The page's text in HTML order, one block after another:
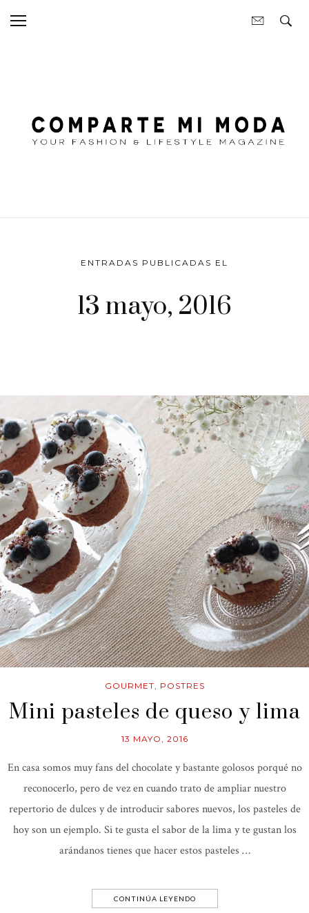
ENTRADAS PUBLICADAS EL
13 mayo, 2016
GOURMET, POSTRES
Mini pasteles de queso y lima
13 MAYO, 2016
En casa somos muy fans del chocolate y bastante golosos porqué no
reconocerlo, pero de vez en cuando trato de ampliar nuestro
repertorio de dulces y de introducir sabores nuevos, los pasteles de
hoy son un ejemplo. Si te gusta el sabor de la lima y te gustan los
arándanos tienes que hacer estos pasteles …
CONTINÚA LEYENDO